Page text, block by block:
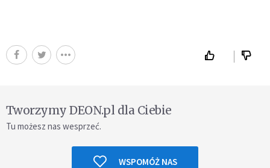
Tworzymy DEON.pl dla Ciebie
Tu możesz nas wesprzeć.
WSPOMÓŻ NAS